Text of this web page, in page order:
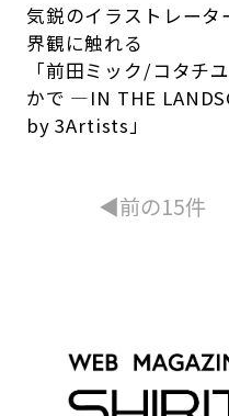
気鋭のイラストレー
界観に触れる
「前田ミック/コタチ
かで ―IN THE
by 3Artists」
◀︎前の15件